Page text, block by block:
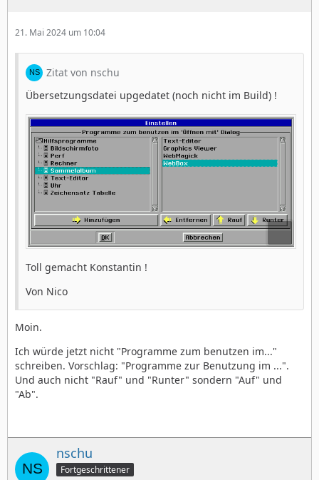
21. Mai 2024 um 10:04
Zitat von nschu
Übersetzungsdatei upgedatet (noch nicht im Build) !
Toll gemacht Konstantin !
Von Nico
Moin.
Ich würde jetzt nicht "Programme zum benutzen im..."
schreiben. Vorschlag: "Programme zur Benutzung im ...".
Und auch nicht "Rauf" und "Runter" sondern "Auf" und
"Ab".
nschu
Fortgeschrittener